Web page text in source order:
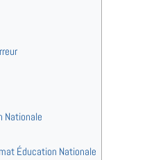
Nationale
Éducation Nationale